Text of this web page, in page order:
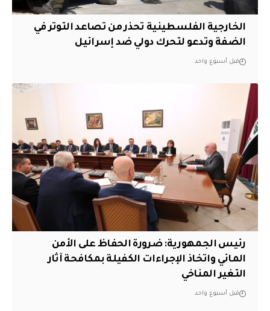
الخارجية الفلسطينية تحذر من تصاعد التوتر في
الضفة وتدعو لتحرك دولي ضد إسرائيل
قبل أسبوع واحد
رئيس الجمهورية: ضرورة الحفاظ على الأمن
المائي واتخاذ الإجراءات الكفيلة بمكافحة آثار
التغير المناخي
قبل أسبوع واحد